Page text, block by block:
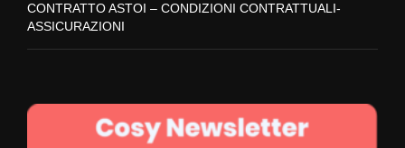
CONTRATTO ASTOI – CONDIZIONI CONTRATTUALI-
ASSICURAZIONI